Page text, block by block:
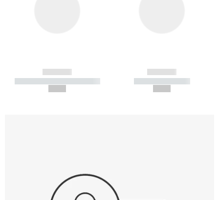
------------
----------- ----------- -----------
------------
----------- -----------